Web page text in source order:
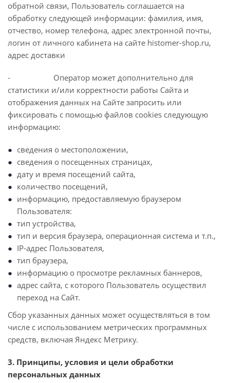
обратной связи, Пользователь соглашается на
обработку следующей информации: фамилия, имя,
отчество, номер телефона, адрес электронной почты,
логин от личного кабинета на сайте histomer-shop.ru,
адрес доставки
- Оператор может дополнительно для
статистики и/или корректности работы Сайта и
отображения данных на Сайте запросить или
фиксировать с помощью файлов cookies следующую
информацию:
сведения о местоположении,
сведения о посещенных страницах,
дату и время посещений сайта,
количество посещений,
информацию, предоставляемую браузером
Пользователя:
тип устройства,
тип и версия браузера, операционная система и т.п.,
IP-адрес Пользователя,
тип браузера,
информацию о просмотре рекламных баннеров,
адрес сайта, с которого Пользователь осуществил
переход на Сайт.
Сбор указанных данных может осуществляться в том
числе с использованием метрических программных
средств, включая Яндекс Метрику.
3. Принципы, условия и цели обработки
персональных данных